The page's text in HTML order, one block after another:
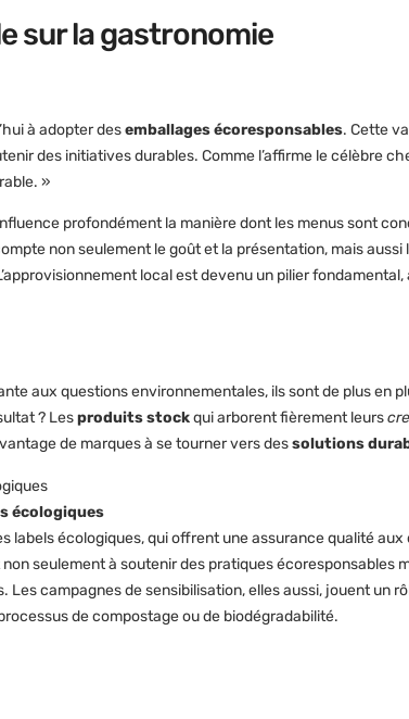
sur la gastronomie
à adopter desemballages écoresponsables. Cette
des initiatives durables. Comme l’affirme le célèbre
»
profondément la manière dont les menus sont
non seulement le goût et la présentation, mais aussi
local est devenu un pilier
aux questions environnementales, ils sont de plus en
? Lesproduits stockqui arborent fièrement leurs
de marques à se tourner vers dessolutions
écologiques
écologiques, qui offrent une assurance qualité aux
seulement à soutenir des pratiques écoresponsables
campagnes de sensibilisation, elles aussi, jouent un
de compostage ou de biodégradabilité.